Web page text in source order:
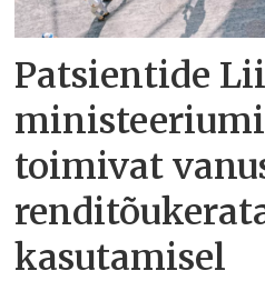
Patsientide
toimivat
kasutamisel